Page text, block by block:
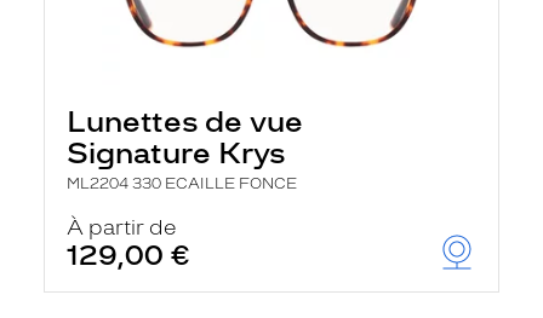
Lunettes de vue
Signature Krys
ML2204 330 ECAILLE FONCE
À partir de
129,00 €